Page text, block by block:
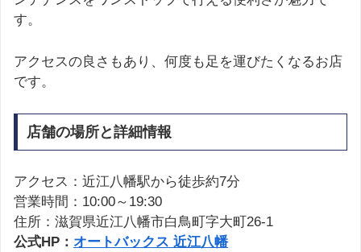
す。
アクセスの良さもあり、何度も足を運びたくなるお店
です。
店舗の場所と詳細情報
アクセス：近江八幡駅から徒歩約7分
営業時間：10:00～19:30
住所：滋賀県近江八幡市白鳥町字大町26-1
公式HP： オートバックス 近江八幡